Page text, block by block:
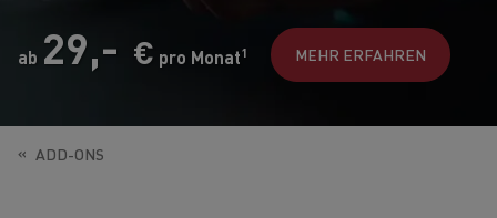
ab 29,- € pro Monat1 MEHR ERFAHREN
ADD-ONS